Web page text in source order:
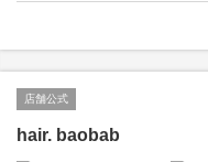
店舗公式
hair. baobab